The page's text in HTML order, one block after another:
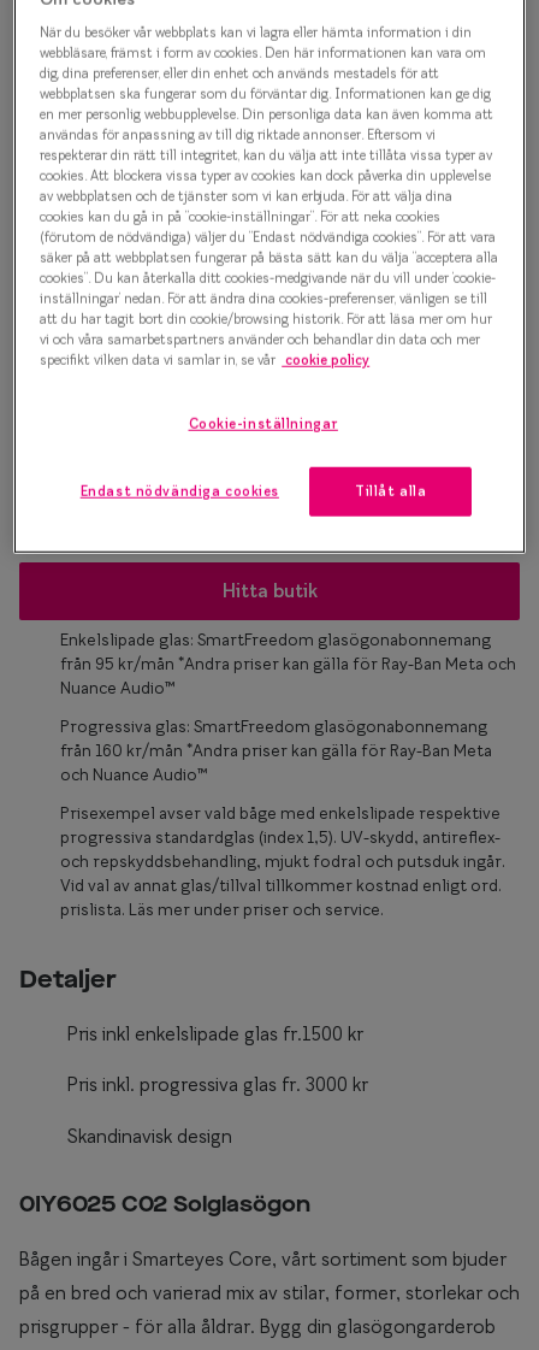
Taberg
Efva
Sun 0IY6025 C02 Solglasögon
1 000 kr
Välj färg:
Sköldpadda
Bågstorlek
Osäker på vilken storlek du har? Se vår Storleksguide
Hitta butik
Enkelslipade glas: SmartFreedom glasögonabonnemang
från 95 kr/mån *Andra priser kan gälla för Ray-Ban Meta och
Nuance Audio™
Progressiva glas: SmartFreedom glasögonabonnemang
från 160 kr/mån *Andra priser kan gälla för Ray-Ban Meta
och Nuance Audio™
Prisexempel avser vald båge med enkelslipade respektive
progressiva standardglas (index 1,5). UV-skydd, antireflex-
och repskyddsbehandling, mjukt fodral och putsduk ingår.
Vid val av annat glas/tillval tillkommer kostnad enligt ord.
prislista. Läs mer under priser och service.
Detaljer
Pris inkl enkelslipade glas fr.1500 kr
Pris inkl. progressiva glas fr. 3000 kr
Skandinavisk design
0IY6025 C02 Solglasögon
Bågen ingår i Smarteyes Core, vårt sortiment som bjuder
på en bred och varierad mix av stilar, former, storlekar och
prisgrupper - för alla åldrar. Bygg din glasögongarderob
När du besöker vår webbplats kan vi lagra eller hämta information i din
webbläsare, främst i form av cookies. Den här informationen kan vara om
dig, dina preferenser, eller din enhet och används mestadels för att
webbplatsen ska fungerar som du förväntar dig. Informationen kan ge dig
en mer personlig webbupplevelse. Din personliga data kan även komma att
användas för anpassning av till dig riktade annonser. Eftersom vi
respekterar din rätt till integritet, kan du välja att inte tillåta vissa typer av
cookies. Att blockera vissa typer av cookies kan dock påverka din upplevelse
av webbplatsen och de tjänster som vi kan erbjuda. För att välja dina
cookies kan du gå in på ”cookie-inställningar”. För att neka cookies
(förutom de nödvändiga) väljer du ”Endast nödvändiga cookies”. För att vara
säker på att webbplatsen fungerar på bästa sätt kan du välja ”acceptera alla
cookies”. Du kan återkalla ditt cookies-medgivande när du vill under ’cookie-
inställningar’ nedan. För att ändra dina cookies-preferenser, vänligen se till
att du har tagit bort din cookie/browsing historik. För att läsa mer om hur
vi och våra samarbetspartners använder och behandlar din data och mer
specifikt vilken data vi samlar in, se vår cookie policy
Cookie-inställningar
Endast nödvändiga cookies Tillåt alla